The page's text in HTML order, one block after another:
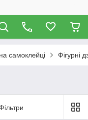
самоклейці Фігурні